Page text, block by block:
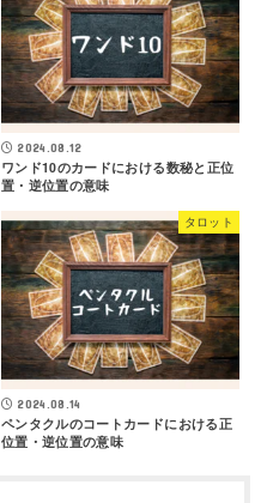
2024.08.12
ワンド10のカードにおける数秘と正位
置・逆位置の意味
タロット
2024.08.14
ペンタクルのコートカードにおける正
位置・逆位置の意味